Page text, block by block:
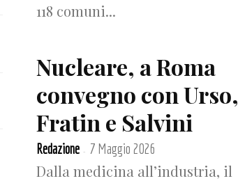
118 comuni...
Nucleare, a Roma
convegno con Urso,
Fratin e Salvini
Redazione - 7 Maggio 2026
Dalla medicina all’industria, il